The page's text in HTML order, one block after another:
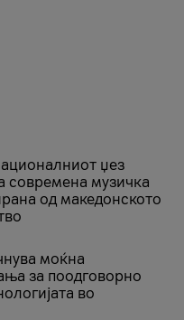
џез
современа музичка
од македонското
моќна
за поодговорно
во